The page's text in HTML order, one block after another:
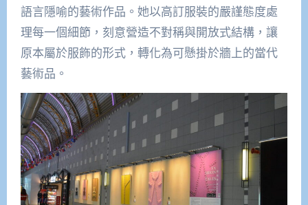
語言隱喻的藝術作品。她以高訂服裝的嚴謹態度處
理每一個細節，刻意營造不對稱與開放式結構，讓
原本屬於服飾的形式，轉化為可懸掛於牆上的當代
藝術品。